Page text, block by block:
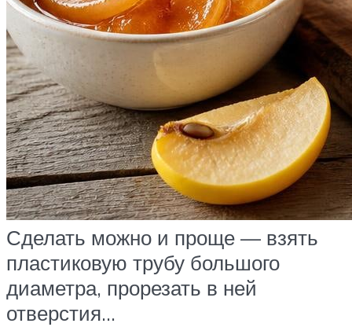
Сделать можно и проще — взять
пластиковую трубу большого
диаметра, прорезать в ней
отверстия…